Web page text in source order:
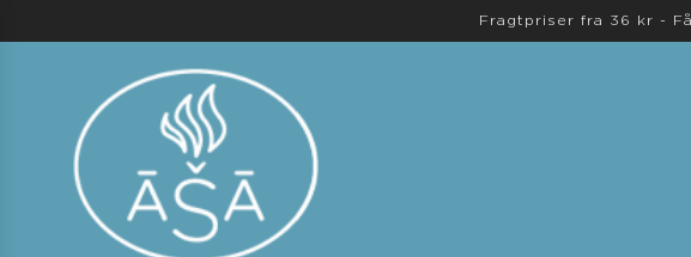
Fragtpriser fra 36 kr -